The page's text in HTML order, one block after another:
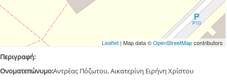
Leaflet| Map data ©OpenStreetMapcontributors
Περιγραφή:
Ονοματεπώνυμο:Αντρέας Πόζωτου, Αικατερίνη Ειρήνη Χρίστου